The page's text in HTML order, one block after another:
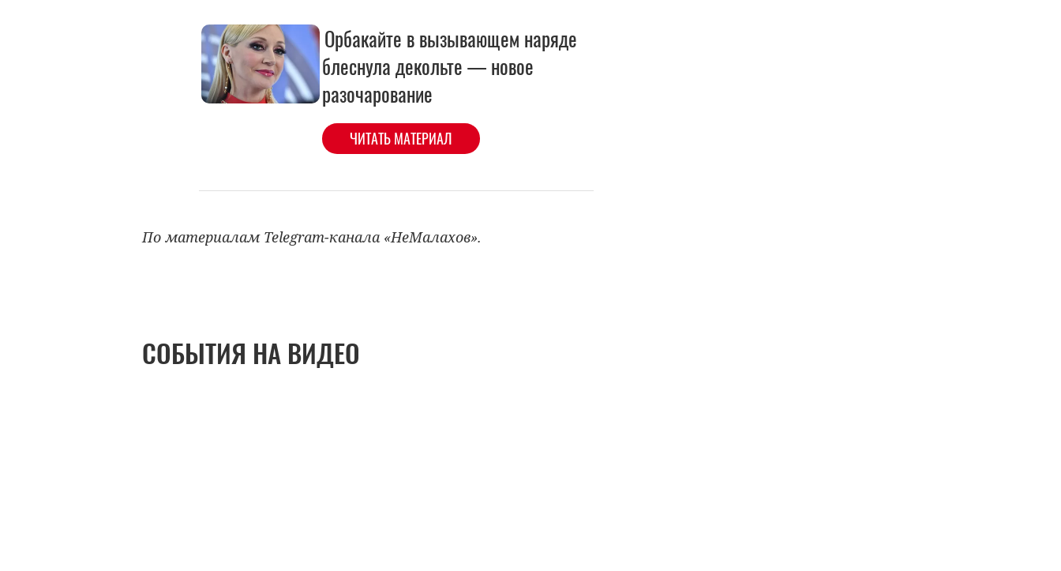
Орбакайте в вызывающем наряде
блеснула декольте — новое
разочарование
ЧИТАТЬ МАТЕРИАЛ
По материалам Telegram-канала «НеМалахов».
СОБЫТИЯ НА ВИДЕО